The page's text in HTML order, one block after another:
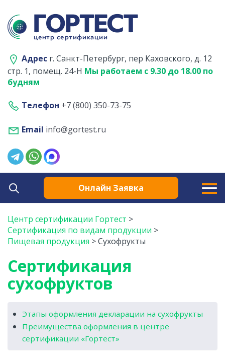
Адрес г. Санкт-Петербург, пер Каховского, д. 12
стр. 1, помещ. 24-Н Мы работаем с 9.30 до 18.00 по
будням
Телефон +7 (800) 350-73-75
Email info@gortest.ru
Онлайн Заявка
Центр сертификации Гортест >
Сертификация по видам продукции >
Пищевая продукция >Сухофрукты
Сертификация
сухофруктов
Этапы оформления декларации на сухофрукты
Преимущества оформления в центре
сертификации «Гортест»